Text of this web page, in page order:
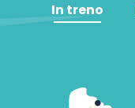
In treno